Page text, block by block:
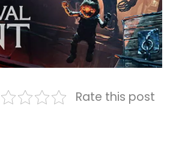
Rate this post